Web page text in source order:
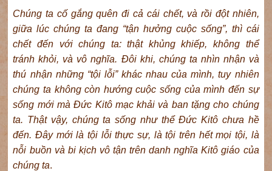
Chúng ta cố gắng quên đi cả cái chết, và rồi đột nhiên,
giữa lúc chúng ta đang “tận hưởng cuộc sống”, thì cái
chết đến với chúng ta: thật khủng khiếp, không thể
tránh khỏi, và vô nghĩa. Đôi khi, chúng ta nhìn nhận và
thú nhận những “tội lỗi” khác nhau của mình, tuy nhiên
chúng ta không còn hướng cuộc sống của mình đến sự
sống mới mà Đức Kitô mạc khải và ban tặng cho chúng
ta. Thậtvậy, chúng ta sống như thểĐức Kitô chưa hề
đến. Đây mới là tội lỗi thực sự, là tội trênhếtmọi tội, là
nỗi buồn và bi kịch vôtận trên danh nghĩa Kitô giáo của
chúng ta.